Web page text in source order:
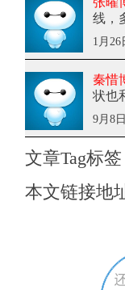
线，
1月26
秦惜
状也
9月8
文章Tag标签
本文链接地